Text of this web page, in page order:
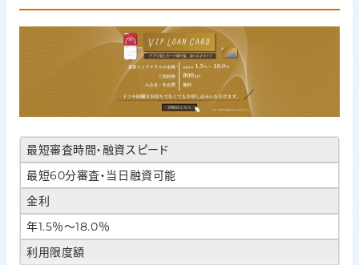
最短審査時間・融資スピード
最短60分審査・当日融資可能
金利
年1.5％～18.0％
利用限度額